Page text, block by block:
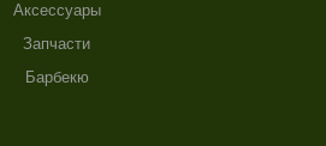
Аксессуары
Запчасти
Барбекю